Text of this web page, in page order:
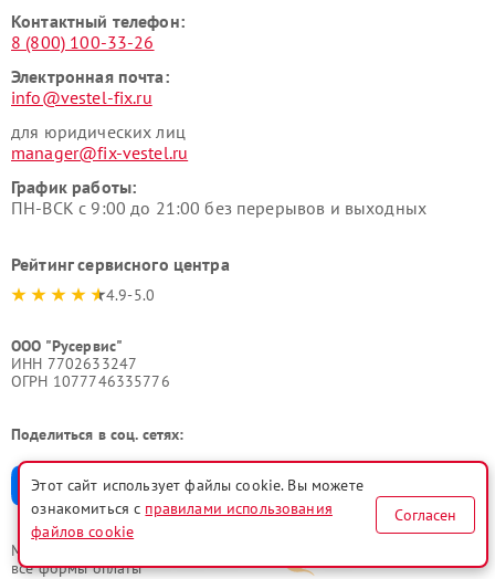
Мы принимаем
все формы оплаты
Контактный телефон:
8 (800) 100-33-26
Электронная почта:
info@vestel-fix.ru
для юридических лиц
manager@fix-vestel.ru
График работы:
ПН-ВСК с 9:00 до 21:00 без перерывов и выходных
Рейтинг сервисного центра
4.9-5.0
ООО "Русервис"
ИНН 7702633247
ОГРН 1077746335776
Поделиться в соц. сетях:
Этот сайт использует файлы cookie. Вы можете
ознакомиться с правилами использования
файлов cookie
Согласен